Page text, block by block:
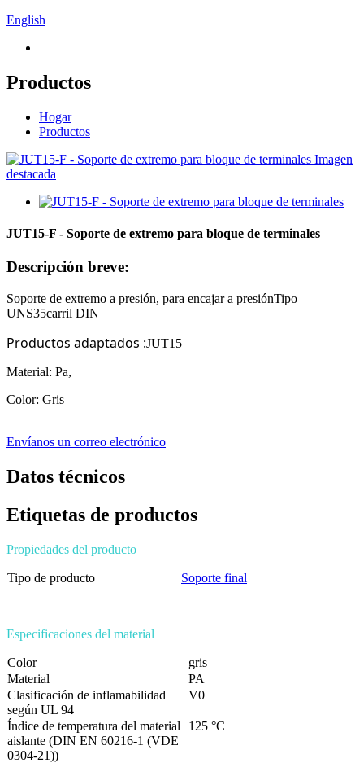
English
Productos
Hogar
Productos
JUT15-F - Soporte de extremo para bloque de terminales
Descripción breve:
Soporte de extremo a presión, para encajar a presiónTipo
UNS35carril DIN
Productos adaptados :JUT15
Material: Pa,
Color: Gris
Envíanos un correo electrónico
Datos técnicos
Etiquetas de productos
Propiedades del producto
Tipo de producto Soporte final
Especificaciones del material
Color
gris
Material
PA
Clasificación de inflamabilidad
según UL 94
V0
Índice de temperatura del material
aislante (DIN EN 60216-1 (VDE
0304-21))
125 °C